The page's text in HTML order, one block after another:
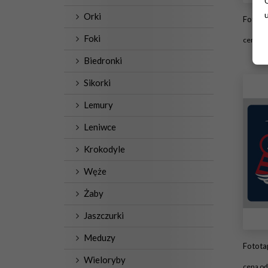
Orki
Foki
Biedronki
Sikorki
Lemury
Leniwce
Krokodyle
Węże
Żaby
Jaszczurki
Meduzy
Wieloryby
Fototapeta premium
cena od